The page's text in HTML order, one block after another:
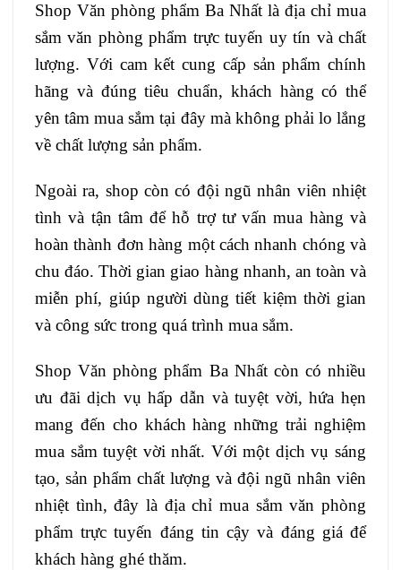
Shop Văn phòng phẩm Ba Nhất là địa chỉ mua
sắm văn phòng phẩm trực tuyến uy tín và chất
lượng. Với cam kết cung cấp sản phẩm chính
hãng và đúng tiêu chuẩn, khách hàng có thể
yên tâm mua sắm tại đây mà không phải lo lắng
về chất lượng sản phẩm.
Ngoài ra, shop còn có đội ngũ nhân viên nhiệt
tình và tận tâm để hỗ trợ tư vấn mua hàng và
hoàn thành đơn hàng một cách nhanh chóng và
chu đáo. Thời gian giao hàng nhanh, an toàn và
miễn phí, giúp người dùng tiết kiệm thời gian
và công sức trong quá trình mua sắm.
Shop Văn phòng phẩm Ba Nhất còn có nhiều
ưu đãi dịch vụ hấp dẫn và tuyệt vời, hứa hẹn
mang đến cho khách hàng những trải nghiệm
mua sắm tuyệt vời nhất. Với một dịch vụ sáng
tạo, sản phẩm chất lượng và đội ngũ nhân viên
nhiệt tình, đây là địa chỉ mua sắm văn phòng
phẩm trực tuyến đáng tin cậy và đáng giá để
khách hàng ghé thăm.